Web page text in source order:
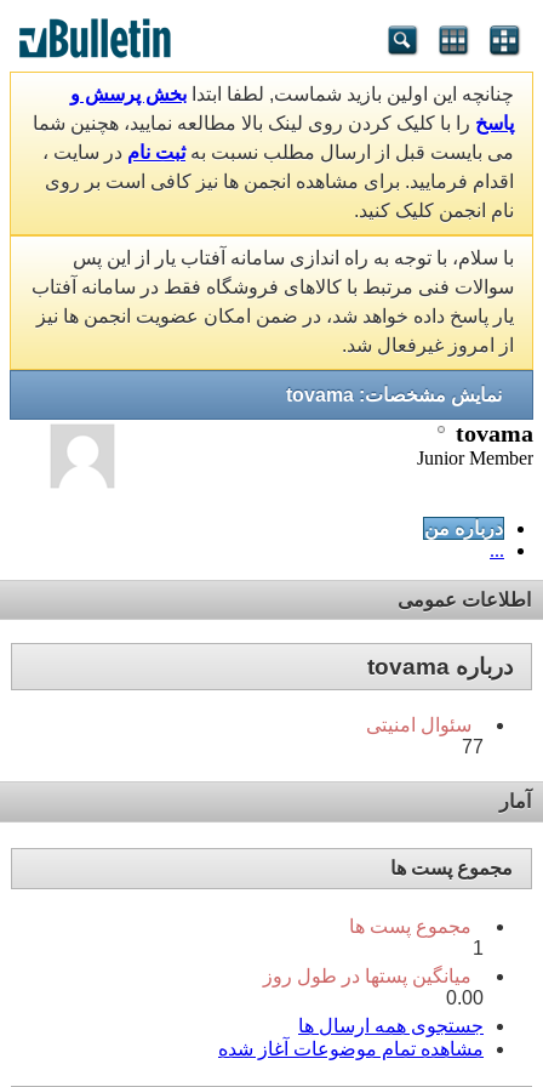
چنانچه این اولین بازید شماست, لطفا ابتدا بخش پرسش و
پاسخ را با کلیک کردن روی لینک بالا مطالعه نمایید، هچنین شما
می بایست قبل از ارسال مطلب نسبت بهثبت نام در سایت ،
اقدام فرمایید. برای مشاهده انجمن ها نیز کافی است بر روی
نام انجمن کلیک کنید.
با سلام، با توجه به راه اندازی سامانه آفتاب یار از این پس
سوالات فنی مرتبط با کالاهای فروشگاه فقط در سامانه آفتاب
یار پاسخ داده خواهد شد، در ضمن امکان عضویت انجمن ها نیز
از امروز غیرفعال شد.
نمایش مشخصات: tovama
tovama
Junior Member
درباره من
...
اطلاعات عمومی
درباره tovama
سئوال امنیتی
77
آمار
مجموع پست ها
مجموع پست ها
1
میانگین پستها در طول روز
0.00
جستجوی همه ارسال ها
مشاهده تمام موضوعات آغاز شده